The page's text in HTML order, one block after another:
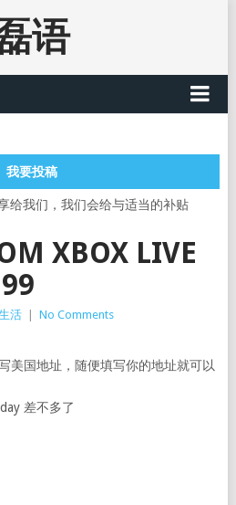
语
我要投稿
给我们，我们会给与适当的补贴
XBOX LIVE
活 No Comments
美国地址，随便填写你的地址就可以
差不多了